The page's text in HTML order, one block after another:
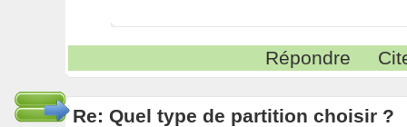
Répondre
Re: Quel type de partition choisir ?